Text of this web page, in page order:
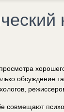
обсуждение
совмещают